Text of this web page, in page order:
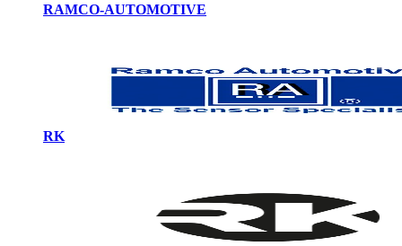
RAMCO-AUTOMOTIVE
RK